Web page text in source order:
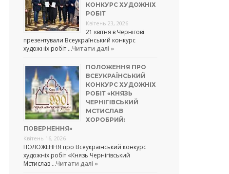
КОНКУРС ХУДОЖНІХ
РОБІТ
Квітень 23, 2026
21 квітня в Чернігові
презентували Всеукраїнський конкурс
художніх робіт …Читати далі »
ПОЛОЖЕННЯ ПРО
ВСЕУКРАЇНСЬКИЙ
КОНКУРС ХУДОЖНІХ
РОБІТ «КНЯЗЬ
ЧЕРНІГІВСЬКИЙ
МСТИСЛАВ
ХОРОБРИЙ:
ПОВЕРНЕННЯ»
Квітень 16, 2026
ПОЛОЖЕННЯ про Всеукраїнський конкурс
художніх робіт «Князь Чернігівський
Мстислав …Читати далі »